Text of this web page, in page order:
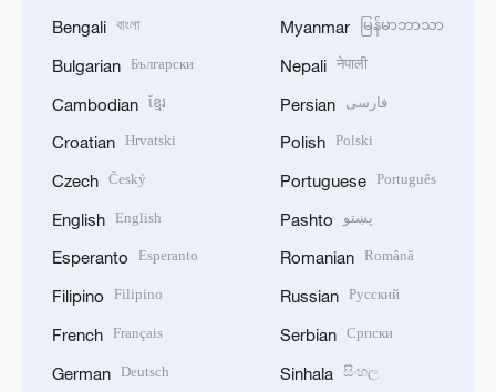
Bengali বাংলা
Bulgarian Български
Cambodian ខ្មែរ
Croatian Hrvatski
Czech Český
English English
Esperanto Esperanto
Filipino Filipino
French Français
German Deutsch
Myanmar မြန်မာဘာသာ
Nepali नेपाली
Persian فارسی
Polish Polski
Portuguese Português
Pashto پښتو
Romanian Română
Russian Русский
Serbian Српски
Sinhala සිංහල